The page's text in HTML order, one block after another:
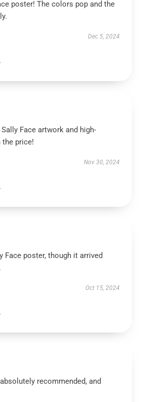
poster! The colors pop and the
Dec 5, 2024
Face artwork and high-
price!
Nov 30, 2024
Face poster, though it arrived
Oct 15, 2024
recommended, and